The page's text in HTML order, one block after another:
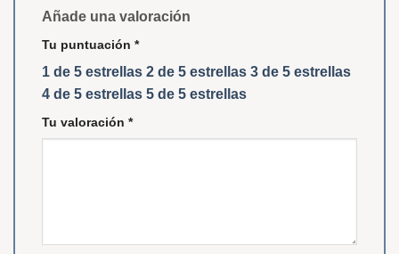
Añade una valoración
Tu puntuación *
1 de 5 estrellas 2 de 5 estrellas 3 de 5 estrellas
4 de 5 estrellas 5 de 5 estrellas
Tu valoración *